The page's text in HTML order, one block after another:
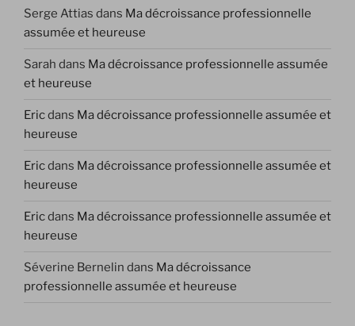
Serge Attias dans Ma décroissance professionnelle
assumée et heureuse
Sarah dans Ma décroissance professionnelle assumée
et heureuse
Ericdans Ma décroissance professionnelle assumée et
heureuse
Ericdans Ma décroissance professionnelle assumée et
heureuse
Ericdans Ma décroissance professionnelle assumée et
heureuse
Séverine Bernelin dans Ma décroissance
professionnelle assumée et heureuse